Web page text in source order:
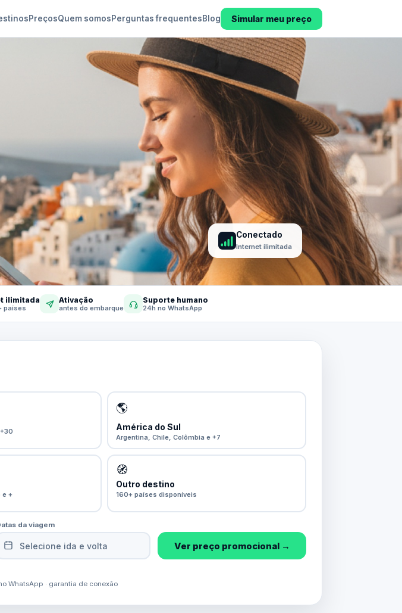
PreçosQuem somosPerguntas frequentesBlog Simular meu preço
Conectado
Internet ilimitada
ilimitada
países
Ativação
antes do embarque
Suporte humano
24h no WhatsApp
🌎
América do Sul
Argentina, Chile, Colômbia e +7
e +
🧭
Outro destino
160+ países disponíveis
da viagem
Selecione ida e volta Ver preço promocional →
WhatsApp · garantia de conexão